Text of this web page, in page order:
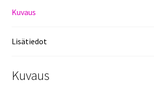
Kuvaus
Lisätiedot
Kuvaus